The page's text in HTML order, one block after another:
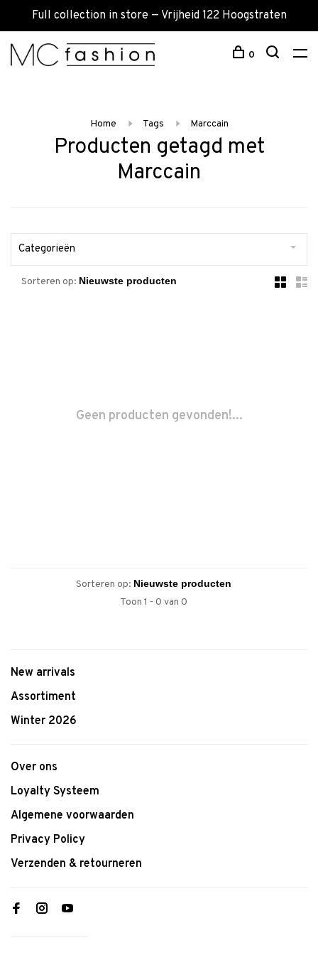
Full collection in store — Vrijheid 122 Hoogstraten
0
Home Tags Marccain
Producten getagd met
Marccain
Categorieën
Sorteren op:
Geen producten gevonden!...
Sorteren op:
Toon 1 - 0 van 0
New arrivals
Assortiment
Winter 2026
Over ons
Loyalty Systeem
Algemene voorwaarden
Privacy Policy
Verzenden & retourneren